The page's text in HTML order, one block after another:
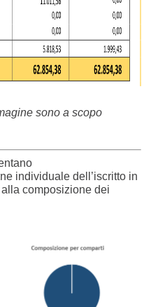
sono a scopo
individuale dell’iscritto in
composizione dei